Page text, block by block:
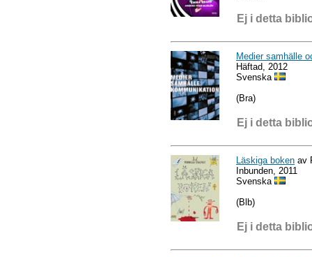
Ej i detta
Medier samhälle
Häftad, 2012
Svenska
(Bra)
Ej i detta
Läskiga boken av
Inbunden, 2011
Svenska
(Blb)
Ej i detta